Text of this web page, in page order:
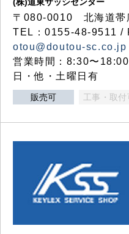
〒080-0010 北海道帯
TEL：0155-48-9511 /
otou@doutou-sc.co.jp
営業時間：8:30〜
日・他・土曜日有
販売可 工事・取付